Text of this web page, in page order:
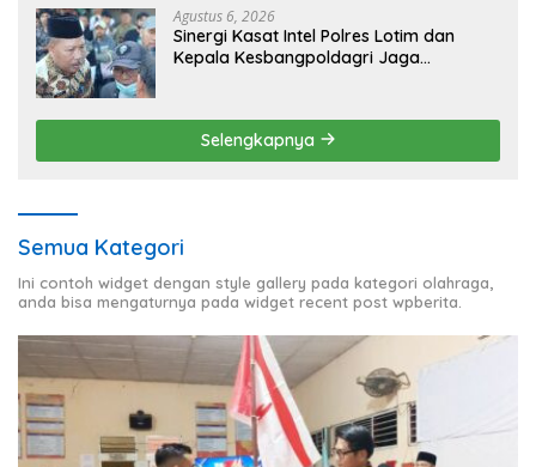
Agustus 6, 2026
Sinergi Kasat Intel Polres Lotim dan
Kepala Kesbangpoldagri Jaga
Selengkapnya
Semua Kategori
Ini contoh widget dengan style gallery pada kategori olahraga,
anda bisa mengaturnya pada widget recent post wpberita.